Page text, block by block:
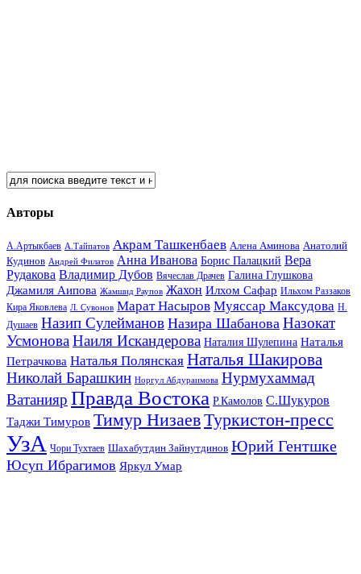
Авторы
А.Артыкбаев А.Тайпатов Акрам Ташкенбаев Алена Аминова Анатолий
Кудинов Андрей Филатов Анна Иванова Борис Палацкий Вера
Рудакова Владимир Дубов Вячеслав Драчев Галина Глушкова
Джамиля Аипова Жамшид Раупов Жахон Илхом Сафар Ильхом Раззаков
Кира Яковлева Л. Сувонов Марат Насыров Муяссар Максудова Н.
Душаев Назип Сулейманов Назира Шабанова Назокат
УсмоноваНаиля Искандерова Наталия Шулепина Наталья
Петрачкова Наталья Полянская Наталья Шакирова
Николай Барашкин Норгул Абдураимова Нурмухаммад
Ватанияр Правда Востока Р.Камолов С.Шукуров
Таджи Тимуров Тимур НизаевТуркистон-пресс
УзА Чори Тухтаев Шахабутдин Зайнутдинов Юрий Гентшке
Юсуп Ибрагимов Яркул Умар